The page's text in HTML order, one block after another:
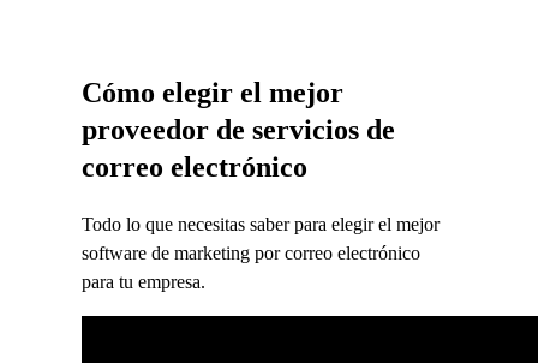
Cómo elegir el mejor
proveedor de servicios de
correo electrónico
Todo lo que necesitas saber para elegir el mejor
software de marketing por correo electrónico
para tu empresa.